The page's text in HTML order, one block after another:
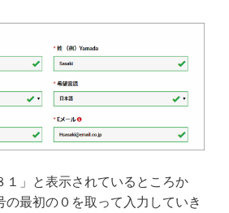
１」と表示されているところか
の最初の０を取って入力していき